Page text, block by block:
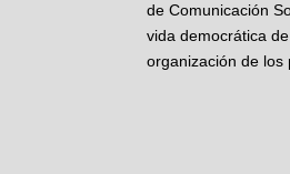
de Comunicación
vida democrática
organización de los